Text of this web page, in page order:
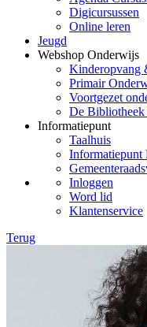
Digicursussen
Online leren
Jeugd
Webshop Onderwijs
Kinderopvang
Primair
Voortgezet
De Bibliotheek
Informatiepunt
Taalhuis
Informatiepunt
Inloggen
Word lid
Klantenservice
Terug